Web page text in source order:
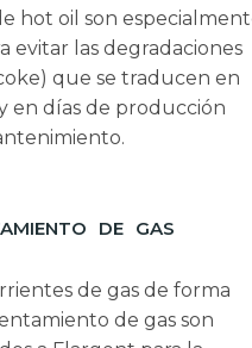
hot oil son
evitar las degradaciones
que se traducen en
en días de producción
DE GAS
de gas de forma
de gas son